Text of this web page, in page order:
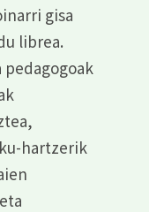
gisa
librea.
hartzerik